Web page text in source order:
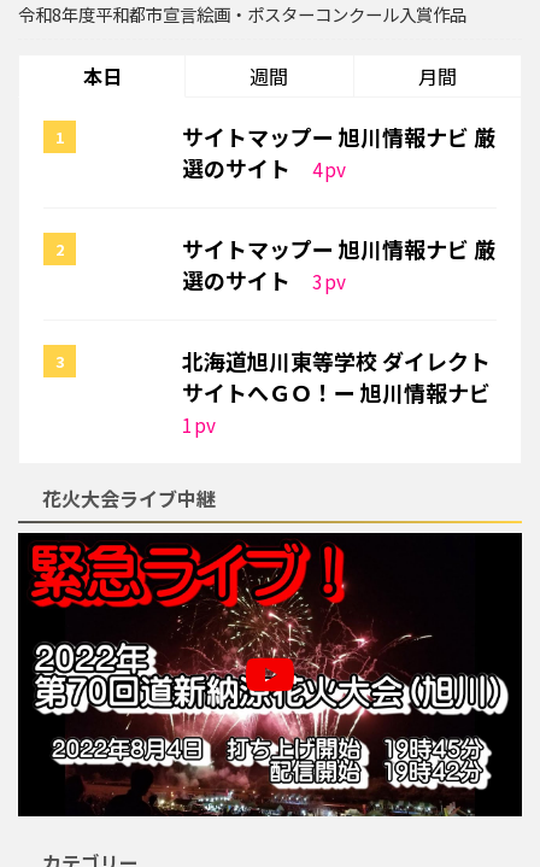
令和8年度平和都市宣言絵画・ポスターコンクール入賞作品
本日 週間 月間
サイトマップー 旭川情報ナビ 厳
選のサイト
4pv
サイトマップー 旭川情報ナビ 厳
選のサイト
3pv
北海道旭川東等学校 ダイレクト
サイトへＧＯ！ー 旭川情報ナビ
1pv
花火大会ライブ中継